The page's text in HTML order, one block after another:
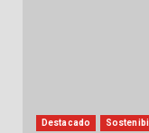
Destacado